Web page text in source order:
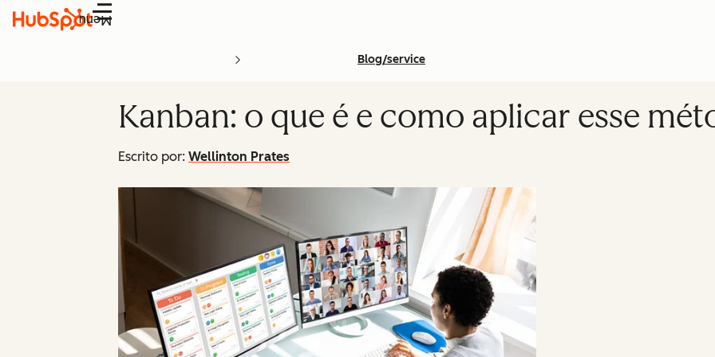
Menu
Blog/service
Kanban: o que é e como aplicar esse
Escrito por: Wellinton Prates